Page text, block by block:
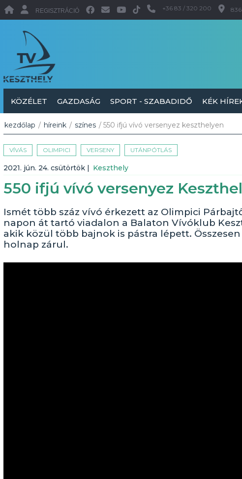
REGISZTRÁCIÓ +36 83 / 320 200
KÖZÉLET GAZDASÁG SPORT - SZABADIDŐ KÉK
kezdőlap / híreink / színes / 550 ifjú vívó versenyez keszthelyen
VÍVÁS OLIMPICI VERSENY UTÁNPÓTLÁS
2021. jún. 24. csütörtök | Keszthely
550 ifjú vívó versenyez
Ismét több száz vívó érkezett az Olimpici
napon át tartó viadalon a Balaton Vívóklub
akik közül több bajnok is pástra lépett.
holnap zárul.